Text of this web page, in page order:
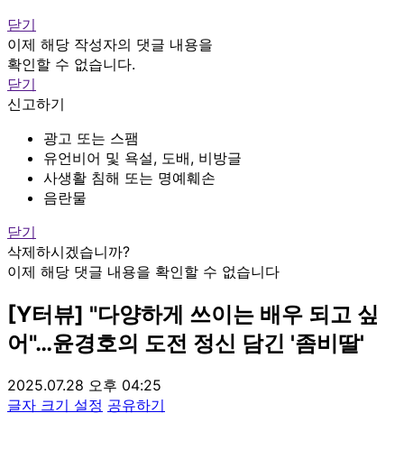
닫기
이제 해당 작성자의 댓글 내용을
확인할 수 없습니다.
닫기
신고하기
광고 또는 스팸
유언비어 및 욕설, 도배, 비방글
사생활 침해 또는 명예훼손
음란물
닫기
삭제하시겠습니까?
이제 해당 댓글 내용을 확인할 수 없습니다
[Y터뷰] "다양하게 쓰이는 배우 되고 싶
어"…윤경호의 도전 정신 담긴 '좀비딸'
2025.07.28 오후 04:25
글자 크기 설정 공유하기